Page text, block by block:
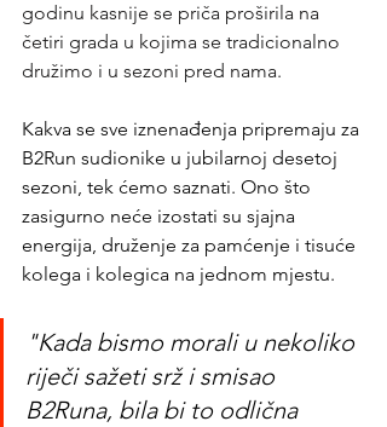
godinu kasnije se priča proširila na
četiri grada u kojima se tradicionalno
družimo i u sezoni pred nama.
Kakva se sve iznenađenja pripremaju za
B2Run sudionike u jubilarnoj desetoj
sezoni, tek ćemo saznati. Ono što
zasigurno neće izostati su sjajna
energija, druženje za pamćenje i tisuće
kolega i kolegica na jednom mjestu.
"Kada bismo morali u nekoliko
riječi sažeti srž i smisao
B2Runa, bila bi to odlična